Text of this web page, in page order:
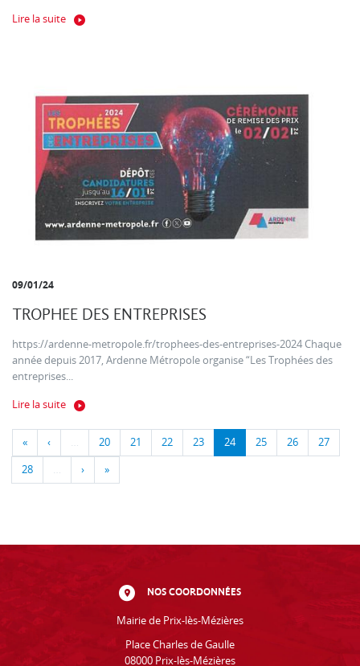
Lire la suite
09/01/24
TROPHEE DES ENTREPRISES
https://ardenne-metropole.fr/trophees-des-entreprises-2024 Chaque
année depuis 2017, Ardenne Métropole organise “Les Trophées des
entreprises...
Lire la suite
« ‹ … 20 21 22 23 24 25 26 27
28 … › »
NOS COORDONNÉES
Mairie de Prix-lès-Mézières
Place Charles de Gaulle
08000 Prix-lès-Mézières